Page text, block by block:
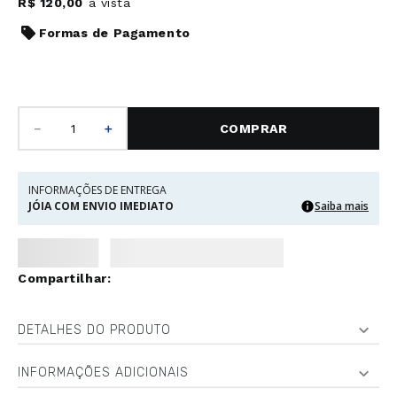
Formas de Pagamento
＋
－ COMPRAR
INFORMAÇÕES DE ENTREGA
JÓIA COM ENVIO IMEDIATO
Saiba mais
DETALHES DO PRODUTO
INFORMAÇÕES ADICIONAIS